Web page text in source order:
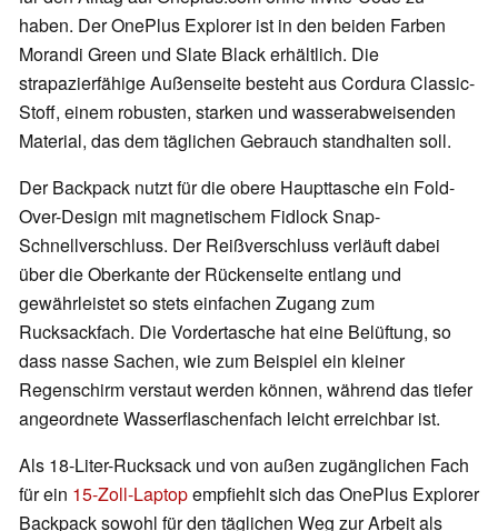
haben. Der OnePlus Explorer ist in den beiden Farben
Morandi Green und Slate Black erhältlich. Die
strapazierfähige Außenseite besteht aus Cordura Classic-
Stoff, einem robusten, starken und wasserabweisenden
Material, das dem täglichen Gebrauch standhalten soll.
Der Backpack nutzt für die obere Haupttasche ein Fold-
Over-Design mit magnetischem Fidlock Snap-
Schnellverschluss. Der Reißverschluss verläuft dabei
über die Oberkante der Rückenseite entlang und
gewährleistet so stets einfachen Zugang zum
Rucksackfach. Die Vordertasche hat eine Belüftung, so
dass nasse Sachen, wie zum Beispiel ein kleiner
Regenschirm verstaut werden können, während das tiefer
angeordnete Wasserflaschenfach leicht erreichbar ist.
Als 18-Liter-Rucksack und von außen zugänglichen Fach
für ein 15-Zoll-Laptopempfiehlt sich das OnePlus Explorer
Backpack sowohl für den täglichen Weg zur Arbeit als